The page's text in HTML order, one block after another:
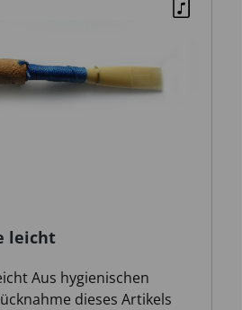
leicht
Aus hygienischen
dieses Artikels